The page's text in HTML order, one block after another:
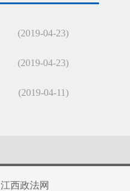
(2019-04-23)
(2019-04-23)
(2019-04-11)
江西政法网